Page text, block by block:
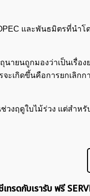
และพันธมิตรที่นำ
นายนถูกมองว่าเป็นเรื่อ
ะเกิดขึ้นคือการยกเลิก
วงฤดูใบไม้ร่วง แต่สำห
ทรดกับเรารับ ฟรี